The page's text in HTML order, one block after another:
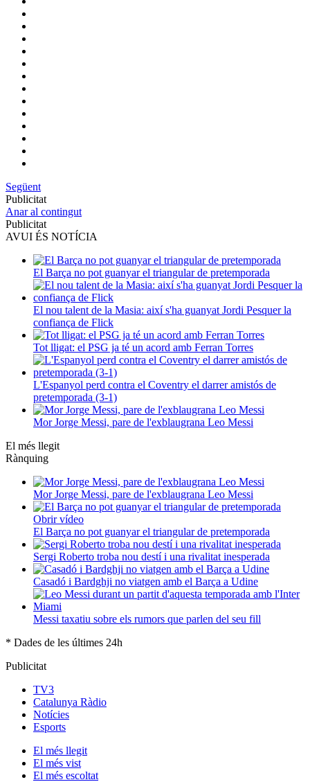
Següent
Publicitat
Anar al contingut
Publicitat
AVUI ÉS NOTÍCIA
El Barça no pot guanyar el triangular de pretemporada
El nou talent de la Masia: així s'ha guanyat Jordi Pesquer la
confiança de Flick
Tot lligat: el PSG ja té un acord amb Ferran Torres
L'Espanyol perd contra el Coventry el darrer amistós de
pretemporada (3-1)
Mor Jorge Messi, pare de l'exblaugrana Leo Messi
El més llegit
Rànquing
Mor Jorge Messi, pare de l'exblaugrana Leo Messi
Obrir vídeo
El Barça no pot guanyar el triangular de pretemporada
Sergi Roberto troba nou destí i una rivalitat inesperada
Casadó i Bardghji no viatgen amb el Barça a Udine
Messi taxatiu sobre els rumors que parlen del seu fill
* Dades de les últimes 24h
Publicitat
TV3
Catalunya Ràdio
Notícies
Esports
El més llegit
El més vist
El més escoltat